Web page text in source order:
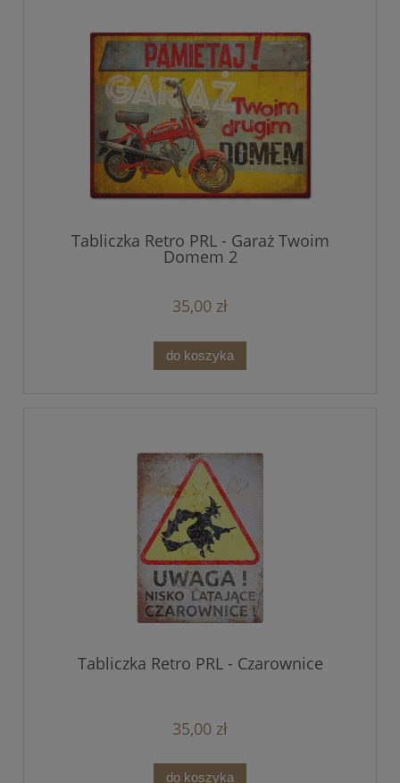
Tabliczka Retro PRL - Garaż Twoim
Domem 2
35,00 zł
do koszyka
Tabliczka Retro PRL - Czarownice
35,00 zł
do koszyka